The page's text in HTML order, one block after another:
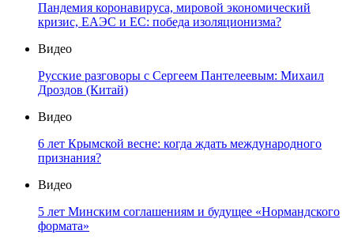
Пандемия коронавируса, мировой экономический
кризис, ЕАЭС и ЕС: победа изоляционизма?
Видео
Русские разговоры с Сергеем Пантелеевым: Михаил
Дроздов (Китай)
Видео
6 лет Крымской весне: когда ждать международного
признания?
Видео
5 лет Минским соглашениям и будущее «Нормандского
формата»